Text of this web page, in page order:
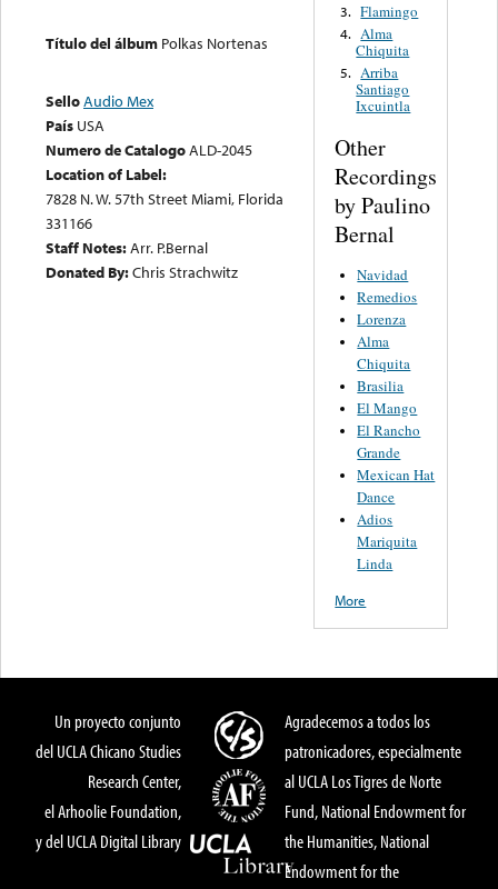
Título del álbum Polkas Nortenas
SelloAudio Mex
País USA
Numero de CatalogoALD-2045
Location of Label:
7828 N. W. 57th Street Miami, Florida
331166
Staff Notes:Arr. P.Bernal
Donated By:Chris Strachwitz
3. Flamingo
4. Alma
Chiquita
5. Arriba
Santiago
Ixcuintla
Other
Recordings
by Paulino
Bernal
Navidad
Remedios
Lorenza
Alma
Chiquita
Brasilia
El Mango
El Rancho
Grande
Mexican Hat
Dance
Adios
Mariquita
Linda
More
Un proyecto conjunto
del UCLA Chicano Studies
Research Center,
el Arhoolie Foundation,
y del UCLA Digital Library
Agradecemos a todos los
patronicadores, especialmente
al UCLA Los Tigres de Norte
Fund, National Endowment for
the Humanities, National
Endowment for the